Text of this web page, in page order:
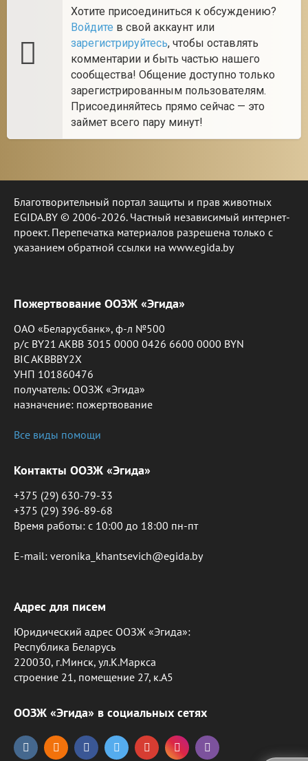
Хотите присоединиться к обсуждению?
Войдите в свой аккаунт или
зарегистрируйтесь, чтобы оставлять
комментарии и быть частью нашего
сообщества! Общение доступно только
зарегистрированным пользователям.
Присоединяйтесь прямо сейчас — это
займет всего пару минут!
Благотворительный портал защиты и прав животных
EGIDA.BY © 2006-2026. Частный независимый интернет-
проект. Перепечатка материалов разрешена только с
указанием обратной ссылки на www.egida.by
Пожертвование ООЗЖ «Эгида»
ОАО «Беларусбанк», ф-л №500
р/с BY21 AKBB 3015 0000 0426 6600 0000 BYN
BIC AKBBBY2X
УНП 101860476
получатель: ООЗЖ «Эгида»
назначение: пожертвование
Все виды помощи
Контакты ООЗЖ «Эгида»
+375 (29) 630-79-33
+375 (29) 396-89-68
Время работы: c 10:00 до 18:00 пн-пт
E-mail: veronika_khantsevich@egida.by
Адрес для писем
Юридический адрес ООЗЖ «Эгида»:
Республика Беларусь
220030, г.Минск, ул.К.Маркса
строение 21, помещение 27, к.А5
ООЗЖ «Эгида» в социальных сетях